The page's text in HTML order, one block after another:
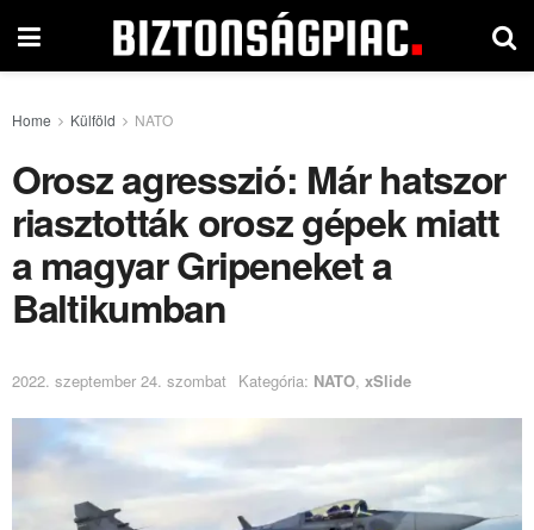
Home Külföld NATO
Orosz agresszió: Már hatszor
riasztották orosz gépek miatt
a magyar Gripeneket a
Baltikumban
2022. szeptember 24. szombat Kategória: NATO, xSlide